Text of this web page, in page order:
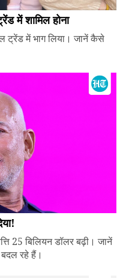
में शामिल होना
ट्रेंड में भाग लिया। जानें कैसे
25 बिलियन डॉलर बढ़ी। जानें
रहे हैं।